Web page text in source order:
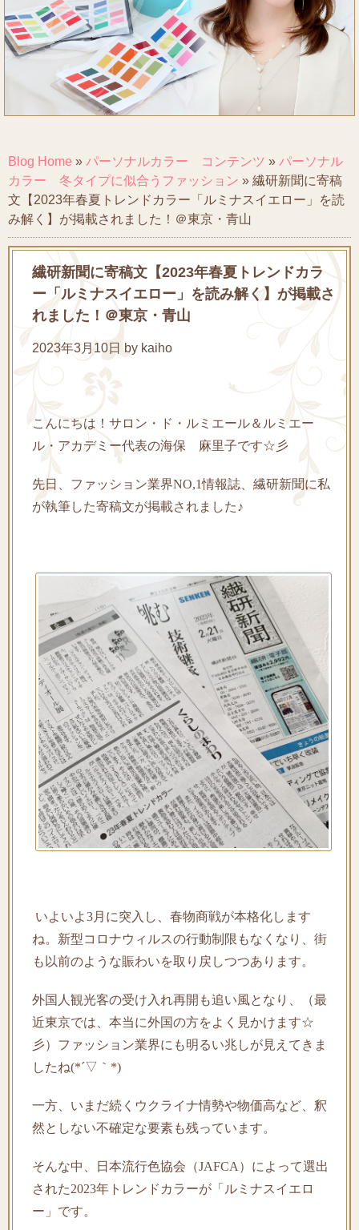
Blog Home » パーソナルカラー コンテンツ » パーソナル
カラー 冬タイプに似合うファッション » 繊研新聞に寄稿
文【2023年春夏トレンドカラー「ルミナスイエロー」を読
み解く】が掲載されました！＠東京・青山
繊研新聞に寄稿文【2023年春夏トレンドカラ
ー「ルミナスイエロー」を読み解く】が掲載さ
れました！＠東京・青山
2023年3月10日 by kaiho
こんにちは！サロン・ド・ルミエール＆ルミエー
ル・アカデミー代表の海保 麻里子です☆彡
先日、ファッション業界NO,1情報誌、繊研新聞に私
が執筆した寄稿文が掲載されました♪
いよいよ3月に突入し、春物商戦が本格化します
ね。新型コロナウィルスの行動制限もなくなり、街
も以前のような賑わいを取り戻しつつあります。
外国人観光客の受け入れ再開も追い風となり、（最
近東京では、本当に外国の方をよく見かけます☆
彡）ファッション業界にも明るい兆しが見えてきま
したね(*´▽｀*)
一方、いまだ続くウクライナ情勢や物価高など、釈
然としない不確定な要素も残っています。
そんな中、日本流行色協会（JAFCA）によって選出
された2023年トレンドカラーが「ルミナスイエロ
ー」です。